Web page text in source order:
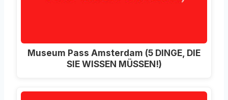
Museum Pass Amsterdam (5 DINGE, DIE
SIE WISSEN MÜSSEN!)